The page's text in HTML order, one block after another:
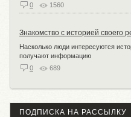
0
1560
Знакомство с историей своего
Насколько люди интересуются
получают информацию
0
689
ПОДПИСКА НА РАССЫЛКУ